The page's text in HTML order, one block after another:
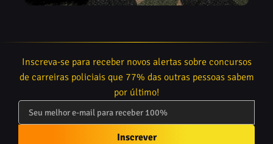
Inscreva-se para receber novos alertas sobre concursos
de carreiras policiais que 77% das outras pessoas sabem
por último!
Inscrever